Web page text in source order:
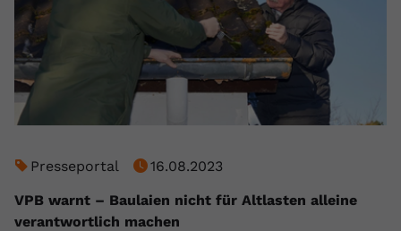
Presseportal
16.08.2023
VPB warnt – Baulaien nicht für Altlasten alleine
verantwortlich machen
registriert eine eindeutige ID, um
Daten darüber zu speichern, welche
Videos von YouTube der Nutzer
gesehen hat.
Name yt-remote-connected-devices
Anbieter Youtube.com
Laufzeit Session